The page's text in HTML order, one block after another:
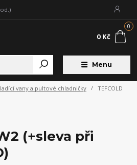
Menu
0
0 Kč
vany a pultové chladničky
TEFCOLD
(+sleva při